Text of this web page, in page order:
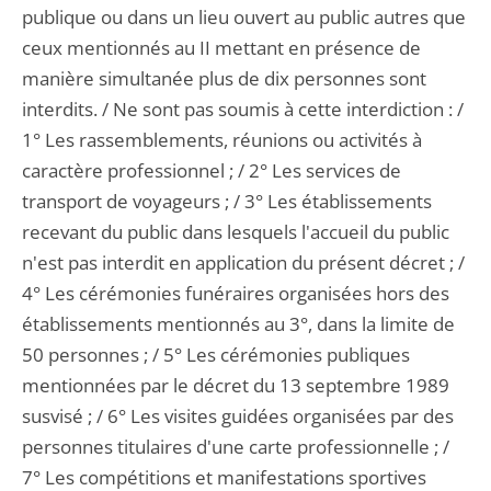
publique ou dans un lieu ouvert au public autres que
ceux mentionnés au II mettant en présence de
manière simultanée plus de dix personnes sont
interdits. / Ne sont pas soumis à cette interdiction : /
1° Les rassemblements, réunions ou activités à
caractère professionnel ; / 2° Les services de
transport de voyageurs ; / 3° Les établissements
recevant du public dans lesquels l'accueil du public
n'est pas interdit en application du présent décret ; /
4° Les cérémonies funéraires organisées hors des
établissements mentionnés au 3°, dans la limite de
50 personnes ; / 5° Les cérémonies publiques
mentionnées par le décret du 13 septembre 1989
susvisé ; / 6° Les visites guidées organisées par des
personnes titulaires d'une carte professionnelle ; /
7° Les compétitions et manifestations sportives